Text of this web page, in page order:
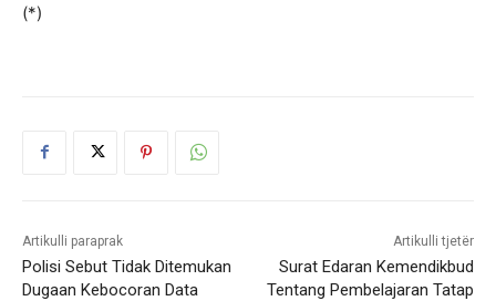
(*)
Artikulli paraprak
Polisi Sebut Tidak Ditemukan
Dugaan Kebocoran Data
Artikulli tjetër
Surat Edaran Kemendikbud
Tentang Pembelajaran Tatap